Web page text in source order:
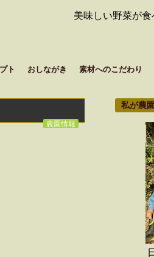
美味しい野菜が
素材へのこだわり
おしながき
ト
農園情報
私が農